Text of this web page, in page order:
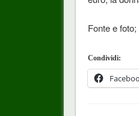
Fonte e foto;
Condividi: